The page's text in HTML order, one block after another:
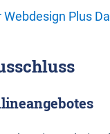
Webdesign Plus